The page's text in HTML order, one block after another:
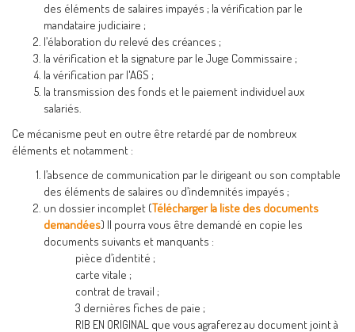
des éléments de salaires impayés ; la vérification par le
mandataire judiciaire ;
l’élaboration du relevé des créances ;
la vérification et la signature par le Juge Commissaire ;
la vérification par l'AGS ;
la transmission des fonds et le paiement individuel aux
salariés.
Ce mécanisme peut en outre être retardé par de nombreux
éléments et notamment :
l’absence de communication par le dirigeant ou son comptable
des éléments de salaires ou d’indemnités impayés ;
un dossier incomplet (Télécharger la liste des documents
demandées) Il pourra vous être demandé en copie les
documents suivants et manquants :
pièce d’identité ;
carte vitale ;
contrat de travail ;
3 dernières fiches de paie ;
RIB EN ORIGINAL que vous agraferez au document joint à